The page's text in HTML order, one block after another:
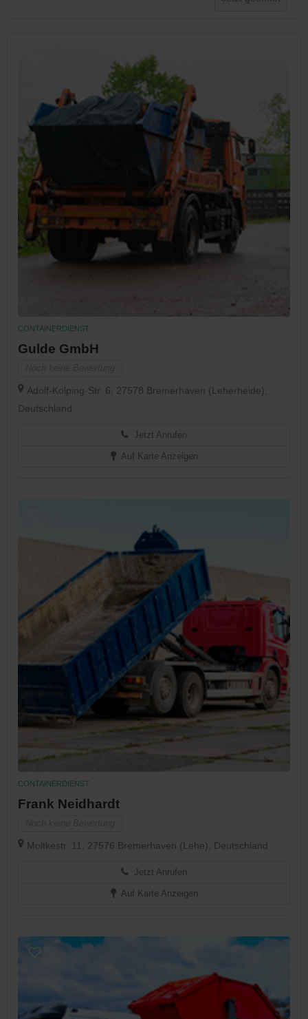
CONTAINERDIENST
Gulde GmbH
Adolf-Kolping-Str. 6, 27578 Bremerhaven (Leherheide),
Deutschland
Jetzt Anrufen
Auf Karte Anzeigen
CONTAINERDIENST
Frank Neidhardt
Moltkestr. 11, 27576 Bremerhaven (Lehe), Deutschland
Jetzt Anrufen
Auf Karte Anzeigen